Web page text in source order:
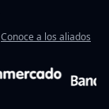
Conoce a los aliados